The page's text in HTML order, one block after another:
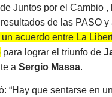
Juntos por el Cambio ,
de las PASO y
un acuerdo entre La
para lograr el triunfo de
a Sergio Massa.
“Hay que sentarse en